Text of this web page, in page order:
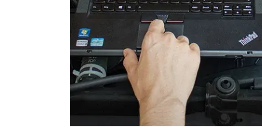
Sitzheizung
Soundsystem
Telefon-/Notruf-System
Türsteuergerät vorne links
Türsteuergerät vorne rechts
Unterhaltungseinheit oben
Verdecksteuerung
Wegfahrsperre